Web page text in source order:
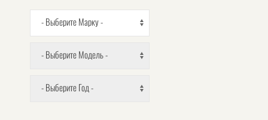
- Выберите Марку -
- Выберите Модель -
- Выберите Год -